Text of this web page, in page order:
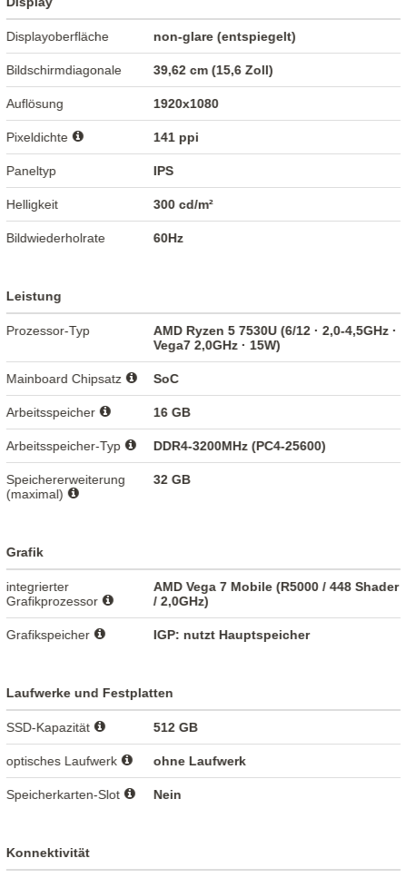
Displayoberfläche non-glare (entspiegelt)
Bildschirmdiagonale 39,62 cm (15,6 Zoll)
Auflösung 1920x1080
Pixeldichte 141 ppi
Paneltyp IPS
Helligkeit 300 cd/m²
Bildwiederholrate 60Hz
Leistung
Prozessor-Typ
AMD Ryzen 5 7530U (6/12 · 2,0-4,5GHz ·
Vega7 2,0GHz · 15W)
Mainboard Chipsatz SoC
Arbeitsspeicher 16 GB
Arbeitsspeicher-Typ DDR4-3200MHz (PC4-25600)
Speichererweiterung
(maximal)
32 GB
Grafik
integrierter
Grafikprozessor
AMD Vega 7 Mobile (R5000 / 448 Shader
/ 2,0GHz)
Grafikspeicher IGP: nutzt Hauptspeicher
Laufwerke und Festplatten
SSD-Kapazität 512 GB
optisches Laufwerk ohne Laufwerk
Speicherkarten-Slot Nein
Konnektivität